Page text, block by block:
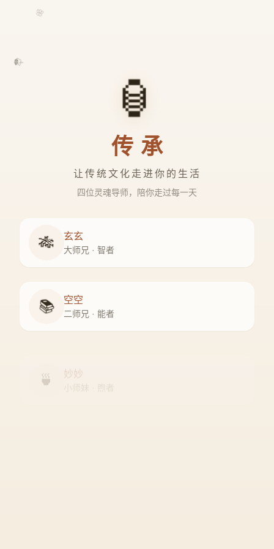
🍃
🌸
🏮
传承
让传统文化走进你的生活
四位灵魂导师，陪你走过每一天
🎋 玄玄
大师兄 · 智者
📚 空空
二师兄 · 能者
🍵 妙妙